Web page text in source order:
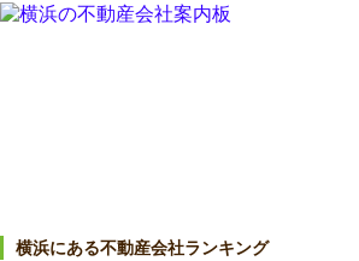
横浜にある不動産会社ランキング